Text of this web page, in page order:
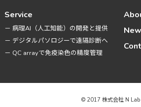
Service
－ 病理AI（人工知能）の開発と提供
－ デジタルパソロジーで遠隔診断へ
－ QC arrayで免疫染色の精度管理
© 2017 株式会社 N Lab